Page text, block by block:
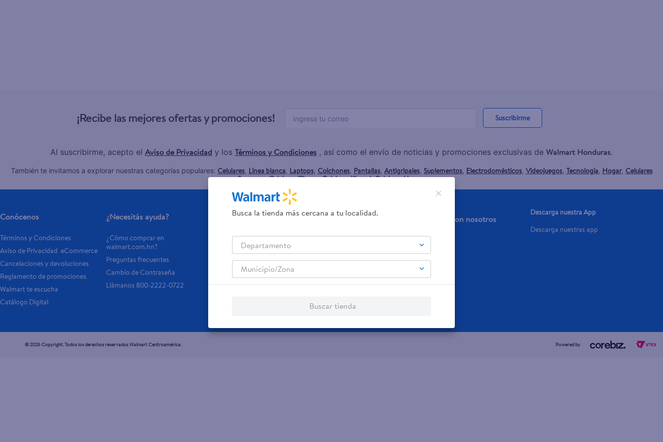
¡Recibe las mejores ofertas y promociones! Suscribirme
Al suscribirme, acepto el Aviso de Privacidad y los Términos y Condiciones , así como el envío de noticias y promociones exclusivas de Walmart Honduras.
También te invitamos a explorar nuestras categorías populares: Celulares, Línea blanca, Laptops, Colchones, Pantallas, Antigripales, Suplementos, Electrodomésticos, Videojuegos, Tecnología, Hogar, Celulares
Samsung,Celulares iPhone,Celulares Xiaomi,Celulares Honor.
Conócenos
Términos y Condiciones
Aviso de Privacidad  eCommerce
Cancelaciones y devoluciones
Reglamento de promociones
Walmart te escucha
Catálogo Digital
¿Necesitás ayuda?
¿Cómo comprar en
walmart.com.hn?
Preguntas frecuentes
Cambio de Contraseña
Llámanos 800-2222-0722
Servicios
Tarjeta de regalo
Otros servicios:
- Remesas
- Pagos de servicios
Financiamiento Trabaja con nosotros
Descarga nuestra App
Descarga nuestras app
© 2026 Copyright. Todos los derechos reservados Walmart Centroamérica. Powered by
Busca la tienda más cercana a tu localidad.
Departamento
Municipio/Zona
Buscar tienda